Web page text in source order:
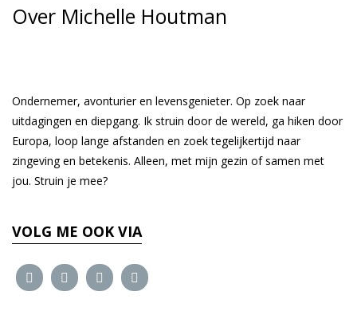
Over Michelle Houtman
Ondernemer, avonturier en levensgenieter. Op zoek naar
uitdagingen en diepgang. Ik struin door de wereld, ga hiken door
Europa, loop lange afstanden en zoek tegelijkertijd naar
zingeving en betekenis. Alleen, met mijn gezin of samen met
jou. Struin je mee?
VOLG ME OOK VIA